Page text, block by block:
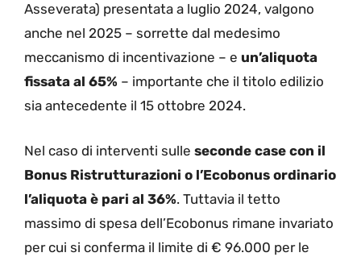
Asseverata) presentata a luglio 2024, valgono
anche nel 2025 – sorrette dal medesimo
meccanismo di incentivazione – e un’aliquota
fissata al 65% – importante che il titolo edilizio
sia antecedente il 15 ottobre 2024.
Nel caso di interventi sulle seconde case con il
Bonus Ristrutturazioni o l’Ecobonus ordinario
l’aliquota è pari al 36%. Tuttavia il tetto
massimo di spesa dell’Ecobonus rimane invariato
per cui si conferma il limite di € 96.000 per le